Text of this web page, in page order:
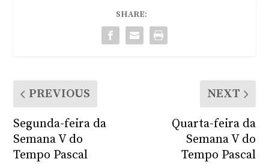
SHARE:
PREVIOUS
Segunda-feira da
Semana V do
Tempo Pascal
NEXT
Quarta-feira da
Semana V do
Tempo Pascal